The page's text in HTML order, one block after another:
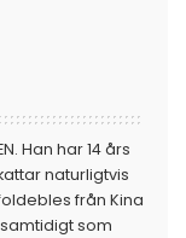
Han har 14 års
naturligtvis
från Kina
som